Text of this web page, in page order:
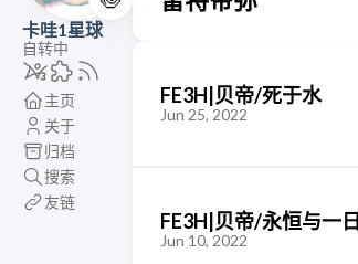
卡哇1星球
自转中
主页
关于
归档
搜索
友链
FE3H|贝帝/死于水
Jun 25, 2022
FE3H|贝帝/永恒与一日
Jun 10, 2022